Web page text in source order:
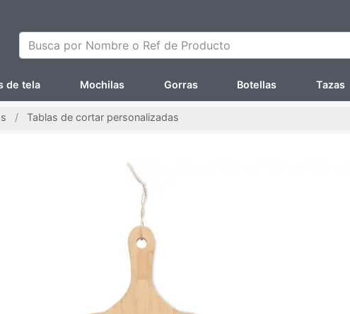
Busca por Nombre o Ref de Producto
de tela Mochilas Gorras Botellas Tazas
Tablas de cortar personalizadas